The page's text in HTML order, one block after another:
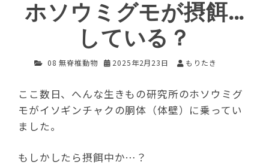
ホソウミグモが摂餌…
している？
08 無脊椎動物 2025年2月23日 もりたき
ここ数日、へんな生きもの研究所のホソウミグ
モがイソギンチャクの胴体（体壁）に乗ってい
ました。
もしかしたら摂餌中か…？